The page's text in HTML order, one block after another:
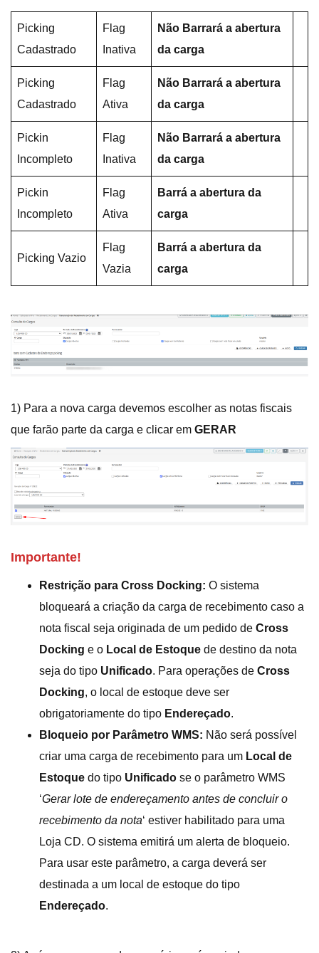
Picking
Cadastrado
Flag
Inativa
Não Barrará a abertura
da carga
Picking
Cadastrado
Flag
Ativa
Não Barrará a abertura
da carga
Pickin
Incompleto
Flag
Inativa
Não Barrará a abertura
da carga
Pickin
Incompleto
Flag
Ativa
Barrá a abertura da
carga
Picking Vazio
Flag
Vazia
Barrá a abertura da
carga
1) Para a nova carga devemos escolher as notas fiscais
que farão parte da carga e clicar em GERAR
Importante!
Restrição para Cross Docking: O sistema
bloqueará a criação da carga de recebimento caso a
nota fiscal seja originada de um pedido de Cross
Docking e o Local de Estoque de destino da nota
seja do tipo Unificado. Para operações de Cross
Docking, o local de estoque deve ser
obrigatoriamente do tipo Endereçado.
Bloqueio por Parâmetro WMS: Não será possível
criar uma carga de recebimento para um Local de
Estoque do tipo Unificado se o parâmetro WMS
‘Gerar lote de endereçamento antes de concluir o
recebimento da nota‘ estiver habilitado para uma
Loja CD. O sistema emitirá um alerta de bloqueio.
Para usar este parâmetro, a carga deverá ser
destinada a um local de estoque do tipo
Endereçado.